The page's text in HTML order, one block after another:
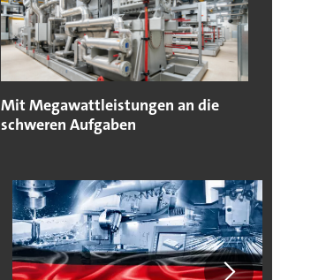
Mit Megawattleistungen an die
schweren Aufgaben